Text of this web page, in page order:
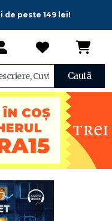
peste 149 lei!
Caută